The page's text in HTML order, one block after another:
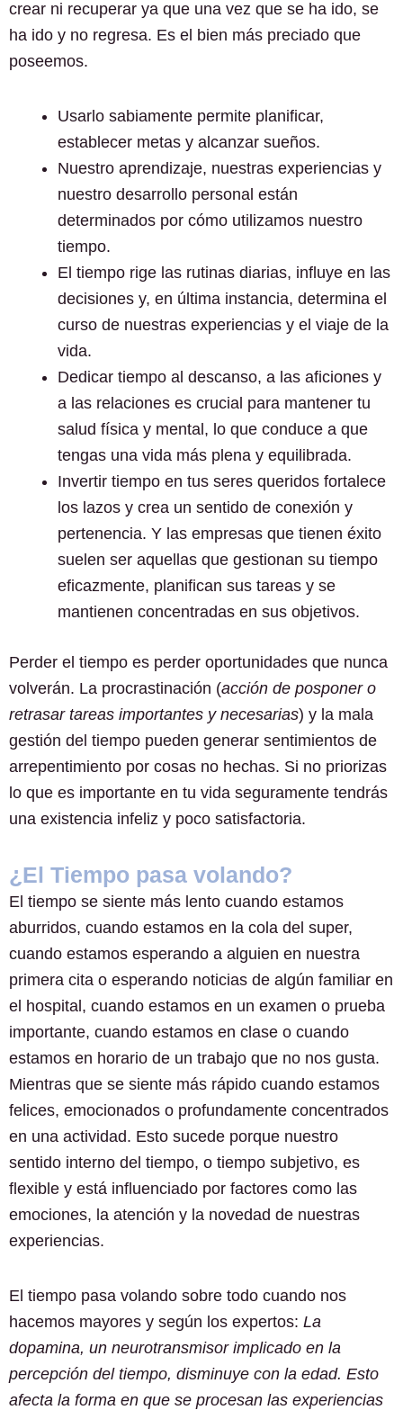
crear ni recuperar ya que una vez que se ha ido, se
ha ido y no regresa. Es el bien más preciado que
poseemos.
Usarlo sabiamente permite planificar,
establecer metas y alcanzar sueños.
Nuestro aprendizaje, nuestras experiencias y
nuestro desarrollo personal están
determinados por cómo utilizamos nuestro
tiempo.
El tiempo rige las rutinas diarias, influye en las
decisiones y, en última instancia, determina el
curso de nuestras experiencias y el viaje de la
vida.
Dedicar tiempo al descanso, a las aficiones y
a las relaciones es crucial para mantener tu
salud física y mental, lo que conduce a que
tengas una vida más plena y equilibrada.
Invertir tiempo en tus seres queridos fortalece
los lazos y crea un sentido de conexión y
pertenencia. Y las empresas que tienen éxito
suelen ser aquellas que gestionan su tiempo
eficazmente, planifican sus tareas y se
mantienen concentradas en sus objetivos.
Perder el tiempo es perder oportunidades que nunca
volverán. La procrastinación (acción de posponer o
retrasar tareas importantes y necesarias) y la mala
gestión del tiempo pueden generar sentimientos de
arrepentimiento por cosas no hechas. Si no priorizas
lo que es importante en tu vida seguramente tendrás
una existencia infeliz y poco satisfactoria.
¿El Tiempo pasa volando?
El tiempo se siente más lento cuando estamos
aburridos, cuando estamos en la cola del super,
cuando estamos esperando a alguien en nuestra
primera cita o esperando noticias de algún familiar en
el hospital, cuando estamos en un examen o prueba
importante, cuando estamos en clase o cuando
estamos en horario de un trabajo que no nos gusta.
Mientras que se siente más rápido cuando estamos
felices, emocionados o profundamente concentrados
en una actividad. Esto sucede porque nuestro
sentido interno del tiempo, o tiempo subjetivo, es
flexible y está influenciado por factores como las
emociones, la atención y la novedad de nuestras
experiencias.
El tiempo pasa volando sobre todo cuando nos
hacemos mayores y según los expertos: La
dopamina, un neurotransmisor implicado en la
percepción del tiempo, disminuye con la edad. Esto
afecta la forma en que se procesan las experiencias